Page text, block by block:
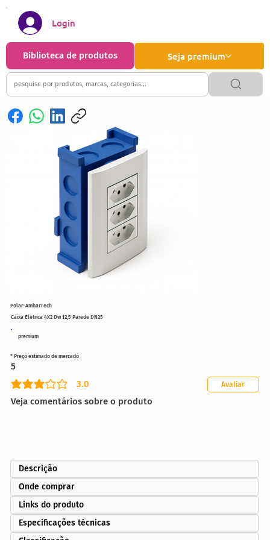
Seja premium
Biblioteca de produtos
Login
premium
Caixa Elétrica 4X2 Dw 12,5 Parede DN25
3.0
classificação média é 3 de 5
Veja comentários sobre o produto
Avaliar
* Preço estimado de mercado
5
Polar-AmbarTech
Descrição
Onde comprar
Links do produto
Especificações técnicas